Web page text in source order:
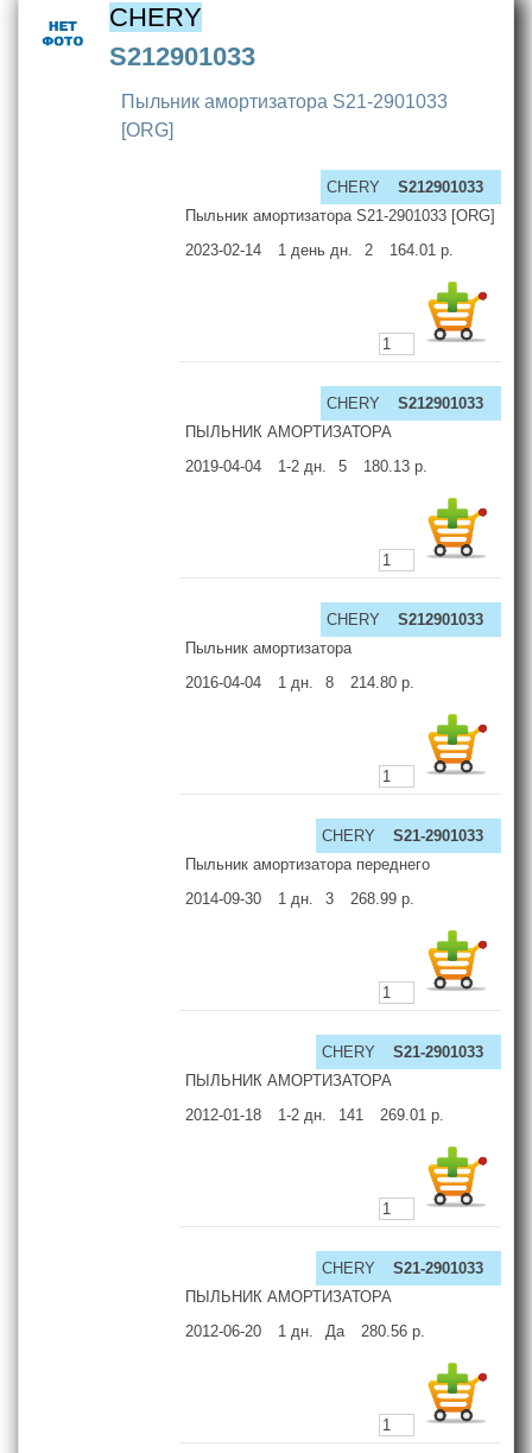
CHERY
S212901033
Пыльник амортизатора S21-2901033
[ORG]
CHERY
S212901033
Пыльник амортизатора S21-2901033 [ORG]
2023-02-14
1 день дн. 2 164.01 р.
CHERY
S212901033
ПЫЛЬНИК АМОРТИЗАТОРА
2019-04-04
1-2 дн. 5 180.13 р.
CHERY
S212901033
Пыльник амортизатора
2016-04-04
1 дн. 8 214.80 р.
CHERY
S21-2901033
Пыльник амортизатора переднего
2014-09-30
1 дн. 3 268.99 р.
CHERY
S21-2901033
ПЫЛЬНИК АМОРТИЗАТОРА
2012-01-18
1-2 дн. 141 269.01 р.
CHERY
S21-2901033
ПЫЛЬНИК АМОРТИЗАТОРА
2012-06-20
1 дн. Да 280.56 р.